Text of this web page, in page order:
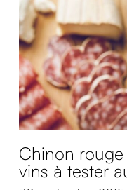
Chinon
vins à tester